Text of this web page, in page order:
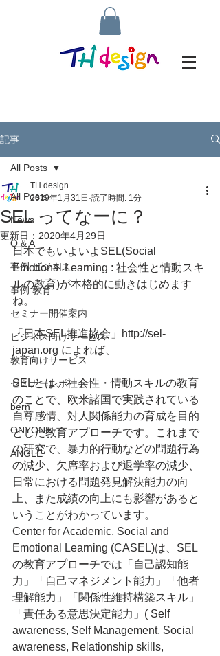
記事
All Posts
News
Q & A
事例 ビジネス
事例 教育
セミナー開催案内
ビジネス向けサービス
教育向けサービス
セミナーレポート
bern
ONYONE
ANGLE
All Posts
SEL ってなーに？
TH design
2019年1月31日 読了時間: 1分
更新日： 2020年4月29日
日本でもいよいよSEL(Social
Emotional Learning : 社会性と情動スキ
ルの教育)が本格的に動きはじめます
ね。
「日本SEL推進協会」http://sel-
japan.org によれば、
SELとは、社会性・情動スキルの教育
のことで、欧米諸国で実践されている
自尊感情、対人関係能力の育成を目的
とした教育アプローチです。これまで
の研究で、暴力的行動などの問題行為
の減少、欠席率および退学率の減少、
日常における問題発見解決能力の向
上、また成績の向上にも影響があると
いうことがわかっています。
Center for Academic, Social and
Emotional Learning (CASEL)は、SEL
の教育アプローチでは「自己認知能
力」「自己マネジメント能力」「他者
理解能力」「関係性維持構築スキル」
「責任ある意思決定能力」( Self
awareness, Self Management, Social
awareness, Relationship skills,